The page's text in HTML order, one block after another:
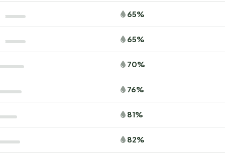
65%
65%
70%
76%
81%
82%